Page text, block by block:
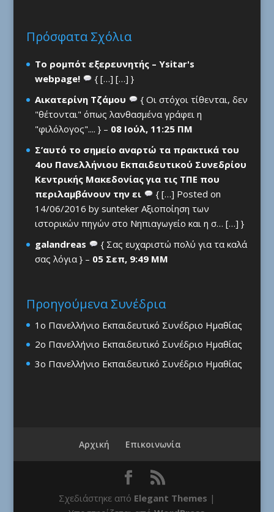
Πρόσφατα Σχόλια
Το ρομπότ εξερευνητής – Ysitar's
webpage!
{ […] […] }
Αικατερίνη Τζάμου
{ Οι στόχοι τίθενται, δεν
"θέτονται" όπως λανθασμένα γράφει η
"φιλόλογος".... } – 08 Ιούλ, 11:25 ΠΜ
Σ’αυτό το σημείο αναρτώ τα πρακτικά του
4ου Πανελλήνιου Εκπαιδευτικού Συνεδρίου
Κεντρικής Μακεδονίας για τις ΤΠΕ που
περιλαμβάνουν την ει
{ […] Posted on
14/06/2016 by sunteker Αξιοποίηση των
ιστορικών πηγών στο Νηπιαγωγείο και η σ… […] }
galandreas
{ Σας ευχαριστώ πολύ για τα καλά
σας λόγια } – 05 Σεπ, 9:49 ΜΜ
Προηγούμενα Συνέδρια
1ο Πανελλήνιο Εκπαιδευτικό Συνέδριο Ημαθίας
2ο Πανελλήνιο Εκπαιδευτικό Συνέδριο Ημαθίας
3ο Πανελλήνιο Εκπαιδευτικό Συνέδριο Ημαθίας
Αρχική Επικοινωνία
Σχεδιάστηκε από Elegant Themes |